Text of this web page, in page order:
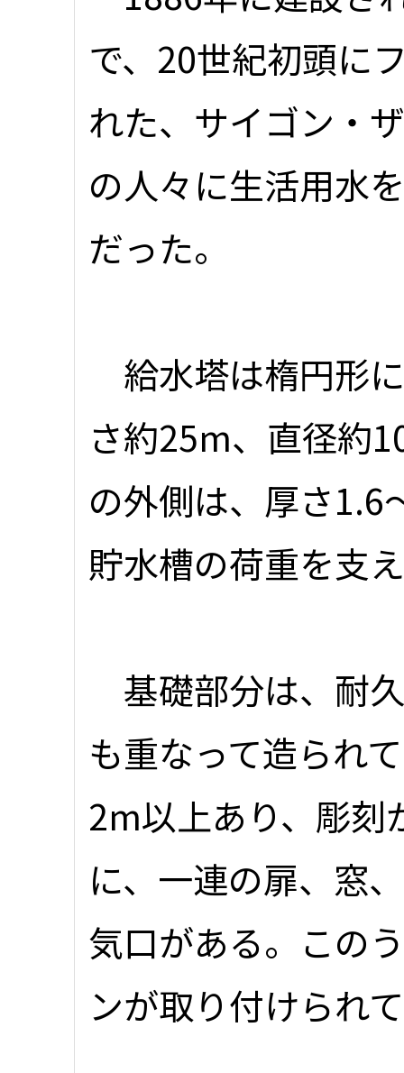
で、20世紀初頭に
れた、サイゴン・
の人々に生活用水
だった。
給水塔は楕円形
さ約25m、直径約
の外側は、厚さ1.6
貯水槽の荷重を支
基礎部分は、耐
も重なって造られ
2m以上あり、彫刻
に、一連の扉、窓
気口がある。この
ンが取り付けられ